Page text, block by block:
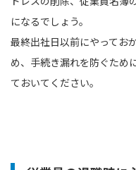
になるでしょう。
最終出社日以前にやってお
め、手続き漏れを防ぐため
ておいてください。